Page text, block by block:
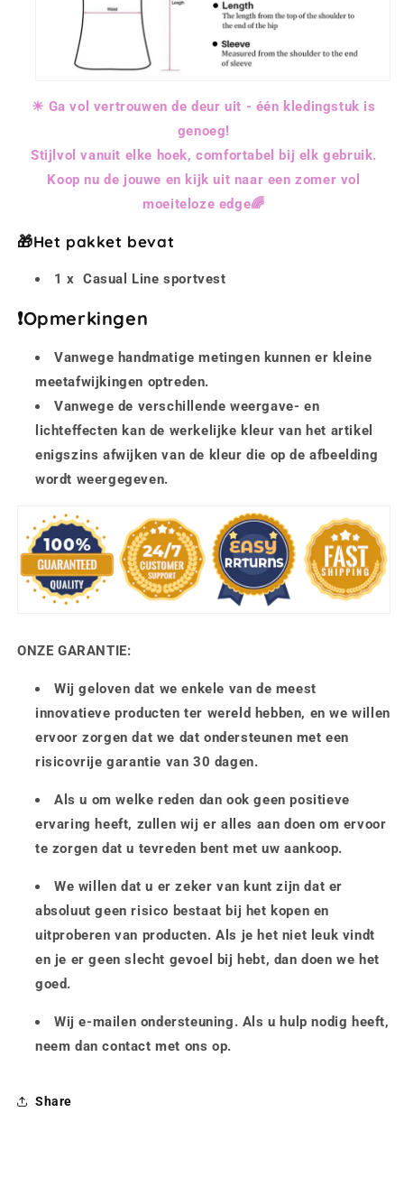
☀ Ga vol vertrouwen de deur uit - één kledingstuk is
genoeg!
Stijlvol vanuit elke hoek, comfortabel bij elk gebruik.
Koop nu de jouwe en kijk uit naar een zomer vol
moeiteloze edge🌈
🎁Het pakket bevat
1 x Casual Line sportvest
❗Opmerkingen
Vanwege handmatige metingen kunnen er kleine
meetafwijkingen optreden.
Vanwege de verschillende weergave- en
lichteffecten kan de werkelijke kleur van het artikel
enigszins afwijken van de kleur die op de afbeelding
wordt weergegeven.
ONZE GARANTIE:
Wij geloven dat we enkele van de meest
innovatieve producten ter wereld hebben, en we willen
ervoor zorgen dat we dat ondersteunen met een
risicovrije garantie van 30 dagen.
Als u om welke reden dan ook geen positieve
ervaring heeft, zullen wij er alles aan doen om ervoor
te zorgen dat u tevreden bent met uw aankoop.
We willen dat u er zeker van kunt zijn dat er
absoluut geen risico bestaat bij het kopen en
uitproberen van producten. Als je het niet leuk vindt
en je er geen slecht gevoel bij hebt, dan doen we het
goed.
Wij e-mailen ondersteuning. Als u hulp nodig heeft,
neem dan contact met ons op.
Share